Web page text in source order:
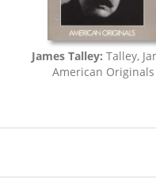
James Talley: Talley,
American Originals